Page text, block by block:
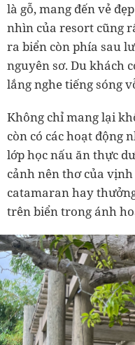
là gỗ, mang đến vẻ
nhìn của resort cũng
ra biển còn phía sau
nguyên sơ. Du khách
lắng nghe tiếng sóng
Không chỉ mang lại
còn có các hoạt động
lớp học nấu ăn thực
cảnh nên thơ của
catamaran hay
trên biển trong ánh